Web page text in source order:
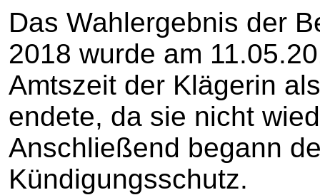
Das Wahlergebnis der
2018 wurde am
Amtszeit der Klägerin
endete, da sie nicht
Anschließend begann
Kündigungsschutz.